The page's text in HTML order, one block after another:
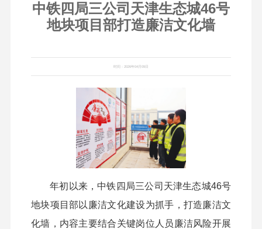
中铁四局三公司天津生态城46号
地块项目部打造廉洁文化墙
时间：2026年04月09日
年初以来，中铁四局三公司天津生态城46号
地块项目部以廉洁文化建设为抓手，打造廉洁文
化墙，内容主要结合关键岗位人员廉洁风险开展